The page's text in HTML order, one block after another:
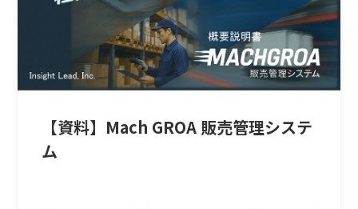
【資料】Mach GROA 販売管理システ
ム